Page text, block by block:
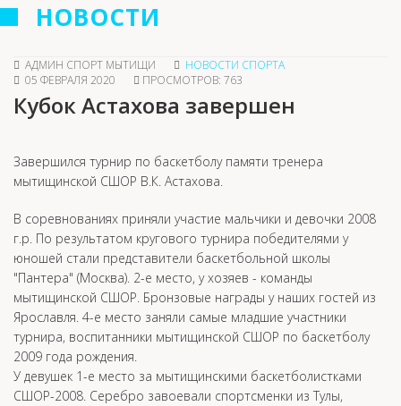
НОВОСТИ
АДМИН СПОРТ МЫТИЩИ
НОВОСТИ СПОРТА
05 ФЕВРАЛЯ 2020
ПРОСМОТРОВ: 763
Кубок Астахова завершен
Завершился турнир по баскетболу памяти тренера
мытищинской СШОР В.К. Астахова.
В соревнованиях приняли участие мальчики и девочки 2008
г.р. По результатом кругового турнира победителями у
юношей стали представители баскетбольной школы
"Пантера" (Москва). 2-е место, у хозяев - команды
мытищинской СШОР. Бронзовые награды у наших гостей из
Ярославля. 4-е место заняли самые младшие участники
турнира, воспитанники мытищинской СШОР по баскетболу
2009 года рождения.
У девушек 1-е место за мытищинскими баскетболистками
СШОР-2008. Серебро завоевали спортсменки из Тулы,